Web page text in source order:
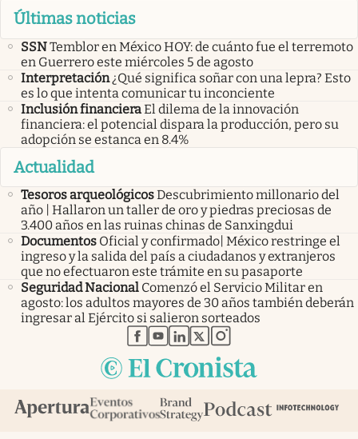
Últimas noticias
SSNTemblor en México HOY: de cuánto fue el terremoto
en Guerrero este miércoles 5 de agosto
Interpretación ¿Qué significa soñar con una lepra? Esto
es lo que intenta comunicar tu inconciente
Inclusión financieraEl dilema de la innovación
financiera: el potencial dispara la producción, pero su
adopción se estanca en 8.4%
Actualidad
Tesoros arqueológicosDescubrimiento millonario del
año | Hallaron un taller de oro y piedras preciosas de
3.400 años en las ruinas chinas de Sanxingdui
Documentos Oficial y confirmado| México restringe el
ingreso y la salida del país a ciudadanos y extranjeros
que no efectuaron este trámite en su pasaporte
Seguridad Nacional Comenzó el Servicio Militar en
agosto: los adultos mayores de 30 años también deberán
ingresar al Ejército si salieron sorteados
abre en nueva pestaña
abre en nueva pestaña
abre en nueva pestaña
abre en nueva pestaña
abre en nueva pestaña